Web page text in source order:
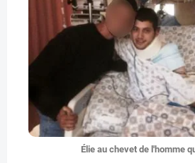
Élie au chevet de l'homme